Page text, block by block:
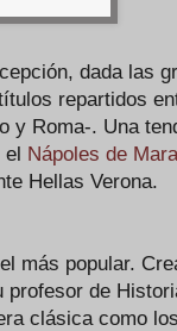
dada las
repartidos
y Roma-. Una
el Nápoles de
Hellas Verona.
más popular.
profesor de
clásica como